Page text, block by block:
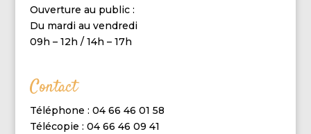
Ouverture au public :
Du mardi au vendredi
09h – 12h / 14h – 17h
Contact
Téléphone : 04 66 46 01 58
Télécopie : 04 66 46 09 41